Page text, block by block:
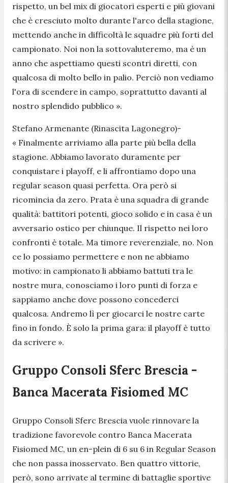
rispetto, un bel mix di giocatori esperti e più giovani
che è cresciuto molto durante l'arco della stagione,
mettendo anche in difficoltà le squadre più forti del
campionato. Noi non la sottovaluteremo, ma è un
anno che aspettiamo questi scontri diretti, con
qualcosa di molto bello in palio. Perciò non vediamo
l'ora di scendere in campo, soprattutto davanti al
nostro splendido pubblico ».
Stefano Armenante (Rinascita Lagonegro)-
« Finalmente arriviamo alla parte più bella della
stagione. Abbiamo lavorato duramente per
conquistare i playoff, e li affrontiamo dopo una
regular season quasi perfetta. Ora però si
ricomincia da zero. Prata è una squadra di grande
qualità: battitori potenti, gioco solido e in casa è un
avversario ostico per chiunque. Il rispetto nei loro
confronti è totale. Ma timore reverenziale, no. Non
ce lo possiamo permettere e non ne abbiamo
motivo: in campionato li abbiamo battuti tra le
nostre mura, conosciamo i loro punti di forza e
sappiamo anche dove possono concederci
qualcosa. Andremo lì per giocarci le nostre carte
fino in fondo. È solo la prima gara: il playoff è tutto
da scrivere ».
Gruppo Consoli Sferc Brescia -
Banca Macerata Fisiomed MC
Gruppo Consoli Sferc Brescia vuole rinnovare la
tradizione favorevole contro Banca Macerata
Fisiomed MC, un en-plein di 6 su 6 in Regular Season
che non passa inosservato. Ben quattro vittorie,
però, sono arrivate al termine di battaglie sportive